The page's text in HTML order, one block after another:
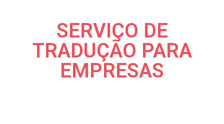
SERVIÇO DE
TRADUÇÃO PARA
EMPRESAS